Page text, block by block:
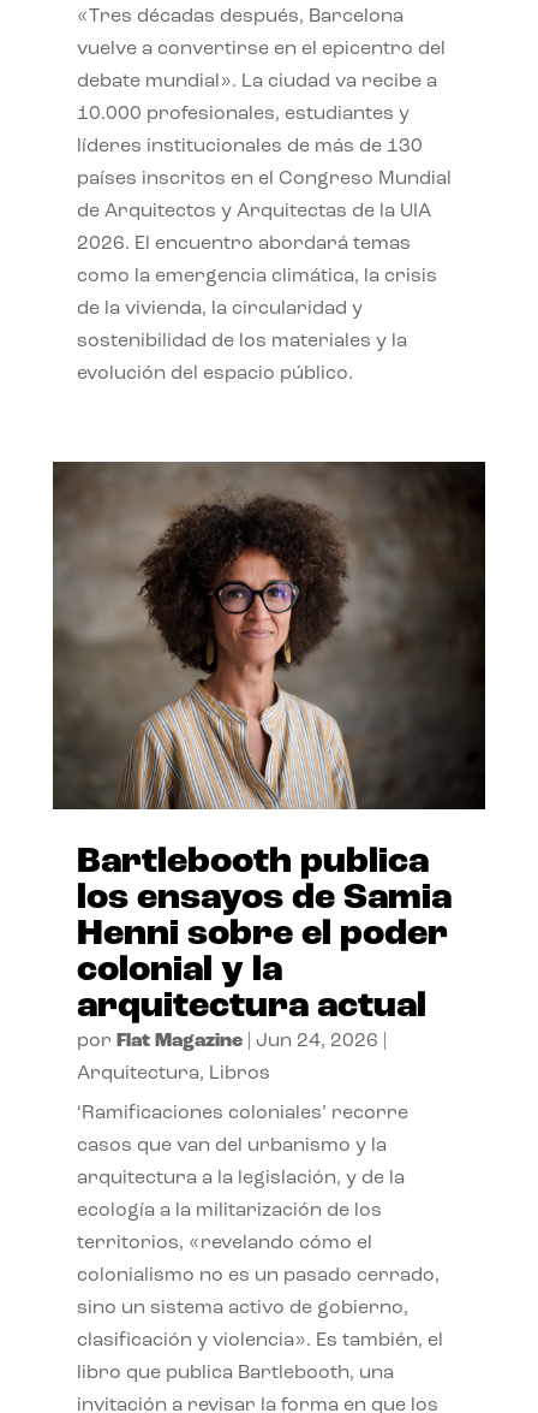
«Tres décadas después, Barcelona
vuelve a convertirse en el epicentro del
debate mundial». La ciudad va recibe a
10.000 profesionales, estudiantes y
líderes institucionales de más de 130
países inscritos en el Congreso Mundial
de Arquitectos y Arquitectas de la UIA
2026. El encuentro abordará temas
como la emergencia climática, la crisis
de la vivienda, la circularidad y
sostenibilidad de los materiales y la
evolución del espacio público.
Bartlebooth publica
los ensayos de Samia
Henni sobre el poder
colonial y la
arquitectura actual
por Flat Magazine| Jun 24, 2026
Arquitectura, Libros
‘Ramificaciones coloniales’ recorre
casos que van del urbanismo y la
arquitectura a la legislación, y de la
ecología a la militarización de los
territorios, «revelando cómo el
colonialismo no es un pasado cerrado,
sino un sistema activo de gobierno,
clasificación y violencia». Es también, el
libro que publica Bartlebooth, una
invitación a revisar la forma en que los